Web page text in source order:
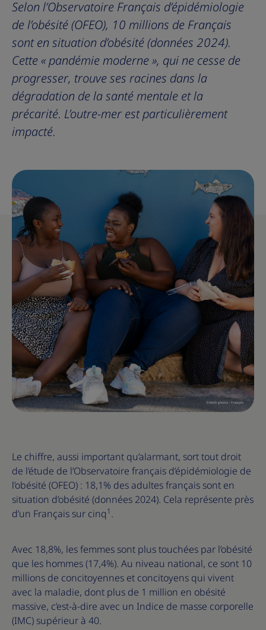
Selon l’Observatoire Français d’épidémiologie
de l’obésité (OFEO), 10 millions de Français
sont en situation d’obésité (données 2024).
Cette « pandémie moderne », qui ne cesse de
progresser, trouve ses racines dans la
dégradation de la santé mentale et la
précarité. L’outre-mer est particulièrement
impacté.
Le chiffre, aussi important qu’alarmant, sort tout droit
de l’étude de l’Observatoire français d’épidémiologie de
l’obésité (OFEO) : 18,1% des adultes français sont en
situation d’obésité (données 2024). Cela représente près
d’un Français sur cinq1 .
Avec 18,8%, les femmes sont plus touchées par l’obésité
que les hommes (17,4%). Au niveau national, ce sont 10
millions de concitoyennes et concitoyens qui vivent
avec la maladie, dont plus de 1 million en obésité
massive, c’est-à-dire avec un Indice de masse corporelle
(IMC) supérieur à 40.